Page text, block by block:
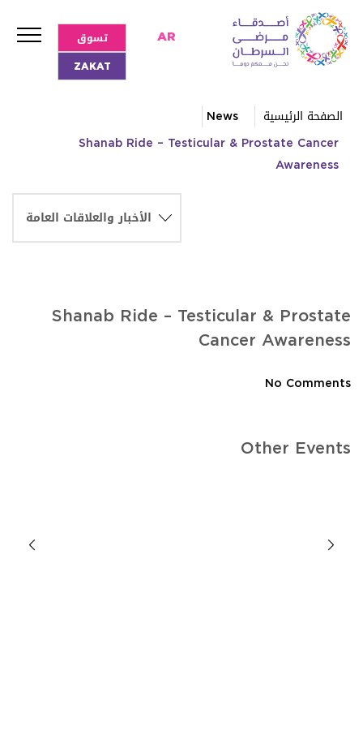
AR
تسوق
ZAKAT
الصفحة الرئيسية
News
Shanab Ride – Testicular & Prostate Cancer
Awareness
Shanab Ride – Testicular & Prostate
Cancer Awareness
No Comments
Other Events